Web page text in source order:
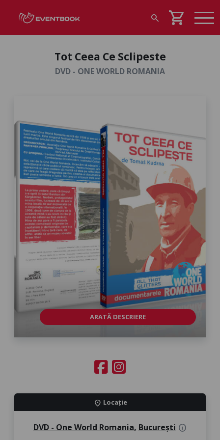
search shopping_cart
Tot Ceea Ce Sclipeste
DVD - ONE WORLD ROMANIA
ARATĂ DESCRIERE
location_on Locație
DVD - One World Romania, București info